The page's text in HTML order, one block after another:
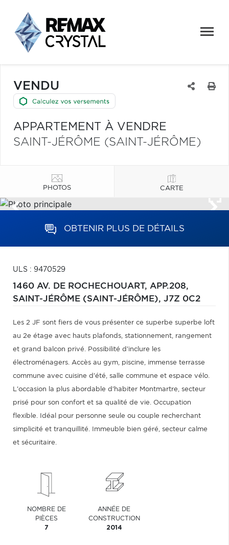
VENDU
APPARTEMENT À VENDRE
SAINT-JÉRÔME (SAINT-JÉRÔME)
PHOTOS CARTE
OBTENIR PLUS DE DÉTAILS
ULS : 9470529
1460 AV. DE ROCHECHOUART, APP.208,
SAINT-JÉRÔME (SAINT-JÉRÔME), J7Z 0C2
Les 2 JF sont fiers de vous présenter ce superbe superbe loft
au 2e étage avec hauts plafonds, stationnement, rangement
et grand balcon privé. Possibilité d'inclure les
électroménagers. Accès au gym, piscine, immense terrasse
commune avec cuisine d'été, salle commune et espace vélo.
L'occasion la plus abordable d'habiter Montmartre, secteur
prisé pour son confort et sa qualité de vie. Occupation
flexible. Idéal pour personne seule ou couple recherchant
simplicité et tranquillité. Immeuble bien géré, secteur calme
et sécuritaire.
NOMBRE DE
PIÈCES
7
ANNÉE DE
CONSTRUCTION
2014